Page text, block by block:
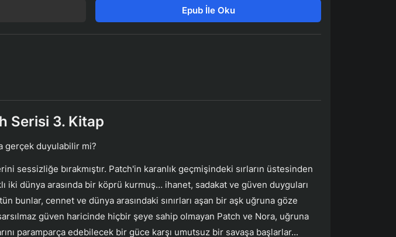
Epub İle Oku
Serisi 3. Kitap
gerçek duyulabilir mi?
sessizliğe bırakmıştır. Patch'in karanlık geçmişindeki sırların üstesinden
iki dünya arasında bir köprü kurmuş… ihanet, sadakat ve güven duyguları
bunlar, cennet ve dünya arasındaki sınırları aşan bir aşk uğruna göze
güven haricinde hiçbir şeye sahip olmayan Patch ve Nora, uğruna
paramparça edebilecek bir güce karşı umutsuz bir savaşa başlarlar...